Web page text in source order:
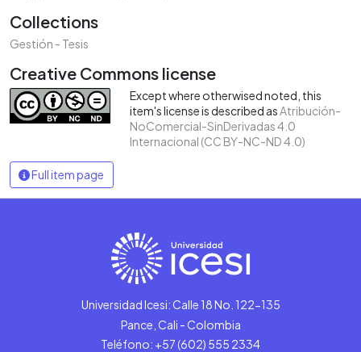
Collections
Gestión - Tesis
Creative Commons license
Except where otherwised noted, this
item's license is described asAtribución-
NoComercial-SinDerivadas 4.0
Internacional (CC BY-NC-ND 4.0)
Full item page
Universidad Icesi: Calle 18 No. 122-135
Pance, Cali - Colombia
Teléfono: +57 (602) 555 2334